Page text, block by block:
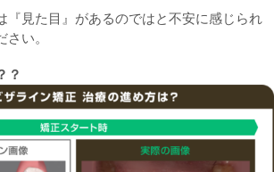
『見た目』があるのではと不安に感じられ
い。
？